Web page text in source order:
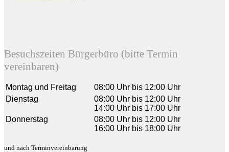
Besuchszeiten Bürgerbüro (bitte Termin
vereinbaren)
Montag und Freitag
08:00 Uhr bis 12:00 Uhr
Dienstag
08:00 Uhr bis 12:00 Uhr
14:00 Uhr bis 17:00 Uhr
Donnerstag
08:00 Uhr bis 12:00 Uhr
16:00 Uhr bis 18:00 Uhr
und nach Terminvereinbarung